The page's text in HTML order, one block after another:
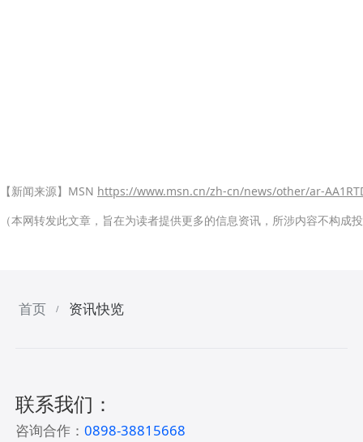
【新闻来源】MSN https://www.msn.cn/zh-cn/news/other/ar-
（本网转发此文章，旨在为读者提供更多的信息资讯，所涉内容不构
首页 / 资讯快览
联系我们：
咨询合作：0898-38815668